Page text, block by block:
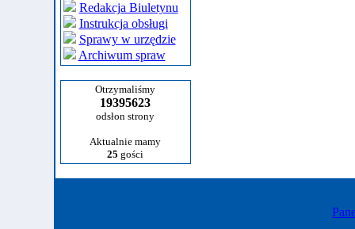
Redakcja Biuletynu
Instrukcja obsługi
Sprawy w urzędzie
Archiwum spraw
Otrzymaliśmy
19395623
odsłon strony
Aktualnie mamy
25 gości